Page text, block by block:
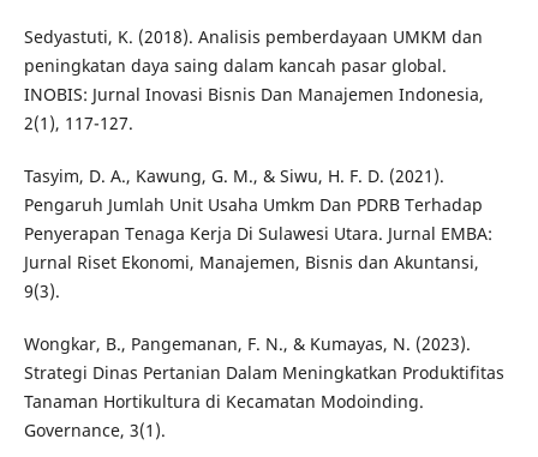
Sedyastuti, K. (2018). Analisis pemberdayaan UMKM dan
peningkatan daya saing dalam kancah pasar global.
INOBIS: Jurnal Inovasi Bisnis Dan Manajemen Indonesia,
2(1), 117-127.
Tasyim, D. A., Kawung, G. M., & Siwu, H. F. D. (2021).
Pengaruh Jumlah Unit Usaha Umkm Dan PDRB Terhadap
Penyerapan Tenaga Kerja Di Sulawesi Utara. Jurnal EMBA:
Jurnal Riset Ekonomi, Manajemen, Bisnis dan Akuntansi,
9(3).
Wongkar, B., Pangemanan, F. N., & Kumayas, N. (2023).
Strategi Dinas Pertanian Dalam Meningkatkan Produktifitas
Tanaman Hortikultura di Kecamatan Modoinding.
Governance, 3(1).